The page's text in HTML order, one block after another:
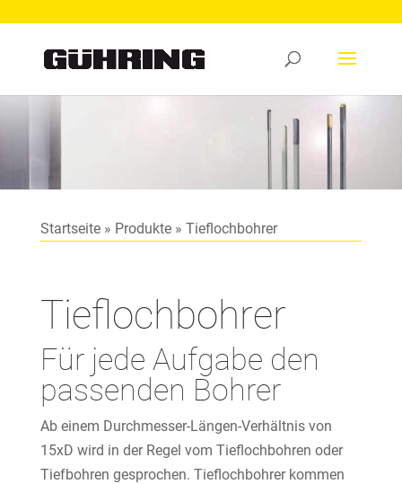
Startseite» Produkte» Tieflochbohrer
Tieflochbohrer
Für jede Aufgabe den
passenden Bohrer
Ab einem Durchmesser-Längen-Verhältnis von
15xD wird in der Regel vom Tieflochbohren oder
Tiefbohren gesprochen. Tieflochbohrer kommen